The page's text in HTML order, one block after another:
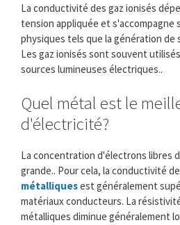
La conductivité des gaz ionisés
tension appliquée et s'accompagne
physiques tels que la génération de
Les gaz ionisés sont souvent
sources lumineuses électriques..
Quel métal est le
d'électricité?
La concentration d'électrons libres
grande.. Pour cela, la conductivité
métalliquesest généralement
matériaux conducteurs. La
métalliques diminue généralement